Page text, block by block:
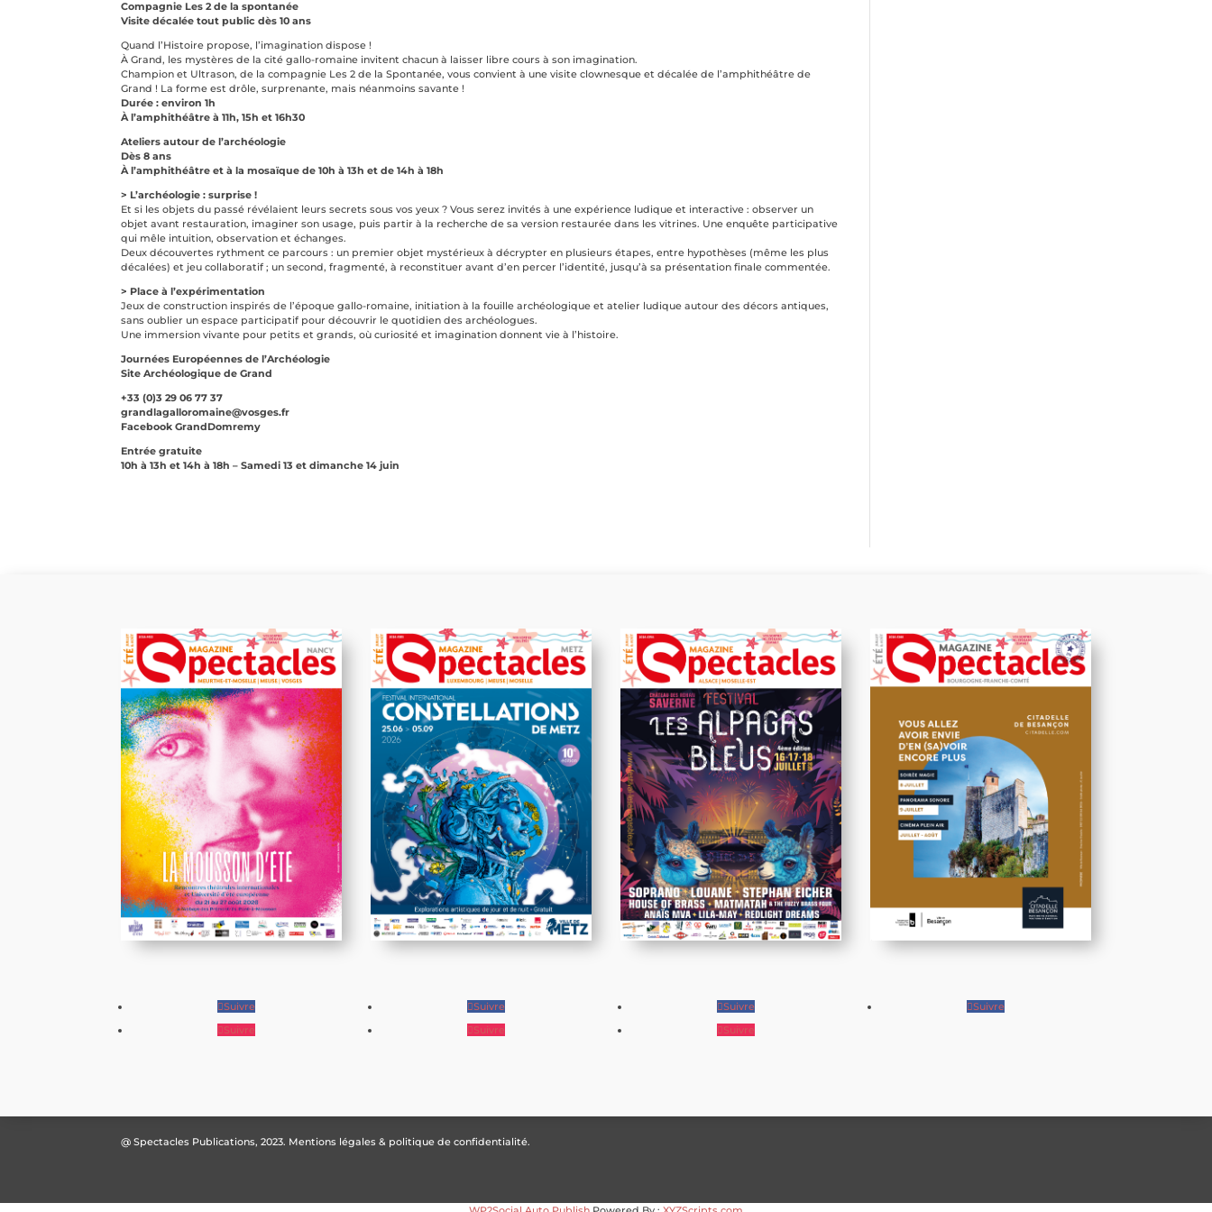
Compagnie Les 2 de la spontanée
Visite décalée tout public dès 10 ans
Quand l’Histoire propose, l’imagination dispose !
À Grand, les mystères de la cité gallo-romaine invitent chacun à laisser libre cours à son imagination.
Champion et Ultrason, de la compagnie Les 2 de la Spontanée, vous convient à une visite clownesque et décalée de l’amphithéâtre de
Grand ! La forme est drôle, surprenante, mais néanmoins savante !
Durée : environ 1h
À l’amphithéâtre à 11h, 15h et 16h30
Ateliers autour de l’archéologie
Dès 8 ans
À l’amphithéâtre et à la mosaïque de 10h à 13h et de 14h à 18h
> L’archéologie : surprise !
Et si les objets du passé révélaient leurs secrets sous vos yeux ? Vous serez invités à une expérience ludique et interactive : observer un
objet avant restauration, imaginer son usage, puis partir à la recherche de sa version restaurée dans les vitrines. Une enquête participative
qui mêle intuition, observation et échanges.
Deux découvertes rythment ce parcours : un premier objet mystérieux à décrypter en plusieurs étapes, entre hypothèses (même les plus
décalées) et jeu collaboratif ; un second, fragmenté, à reconstituer avant d’en percer l’identité, jusqu’à sa présentation finale commentée.
> Place à l’expérimentation
Jeux de construction inspirés de l’époque gallo-romaine, initiation à la fouille archéologique et atelier ludique autour des décors antiques,
sans oublier un espace participatif pour découvrir le quotidien des archéologues.
Une immersion vivante pour petits et grands, où curiosité et imagination donnent vie à l’histoire.
Journées Européennes de l’Archéologie
Site Archéologique de Grand
+33 (0)3 29 06 77 37
grandlagalloromaine@vosges.fr
Facebook GrandDomremy
Entrée gratuite
10h à 13h et 14h à 18h – Samedi 13 et dimanche 14 juin
Suivre
Suivre
Suivre
Suivre
Suivre
Suivre
Suivre
@ Spectacles Publications, 2023. Mentions légales & politique de confidentialité.